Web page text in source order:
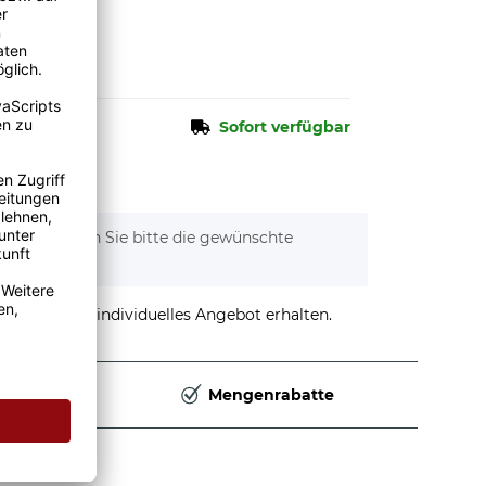
Sofort verfügbar
Wählen Sie bitte die gewünschte
stellen und individuelles Angebot erhalten.
Mengenrabatte